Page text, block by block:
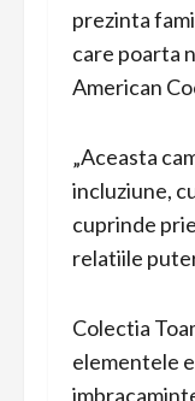
prezinta
care poarta
American
„Aceasta
incluziune,
cuprinde
relatiile
Colectia
elementele